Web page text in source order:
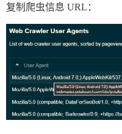
复制爬虫信息 URL：